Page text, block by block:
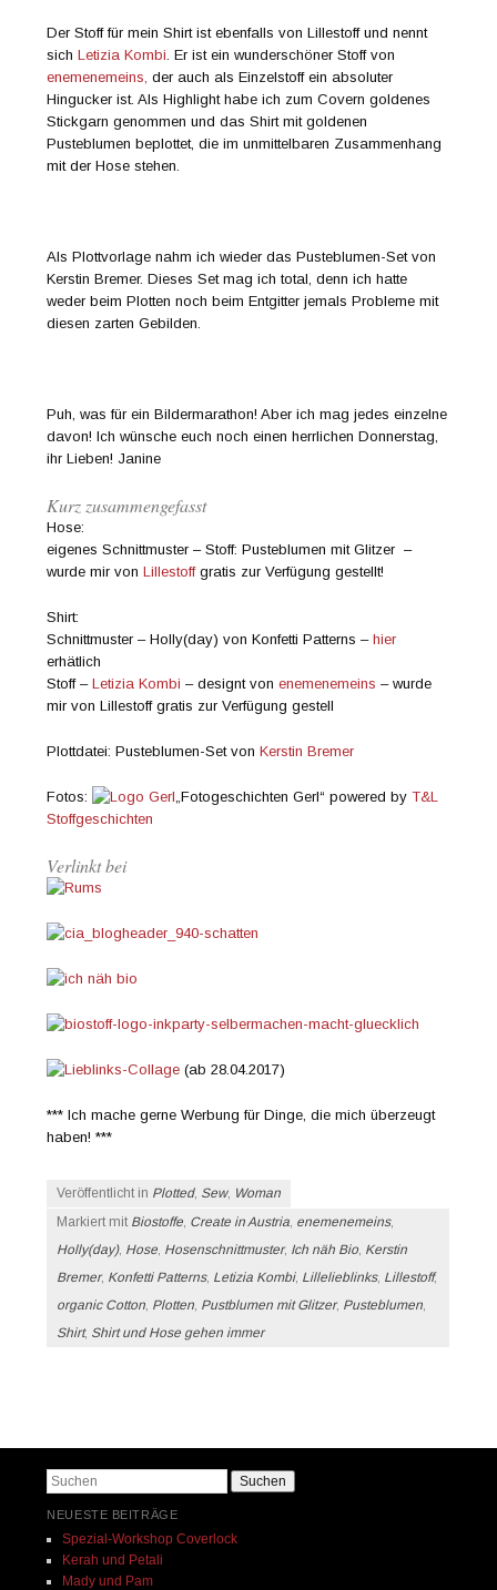
Der Stoff für mein Shirt ist ebenfalls von Lillestoff und nennt
sichLetizia Kombi . Er ist ein wunderschöner Stoff von
enemenemeins, der auch als Einzelstoff ein absoluter
Hingucker ist. Als Highlight habe ich zum Covern goldenes
Stickgarn genommen und das Shirt mit goldenen
Pusteblumen beplottet, die im unmittelbaren Zusammenhang
mit der Hose stehen.
Als Plottvorlage nahm ich wieder das Pusteblumen-Set von
Kerstin Bremer. Dieses Set mag ich total, denn ich hatte
weder beim Plotten noch beim Entgitter jemals Probleme mit
diesen zarten Gebilden.
Puh, was für ein Bildermarathon! Aber ich mag jedes einzelne
davon! Ich wünsche euch noch einen herrlichen Donnerstag,
ihr Lieben! Janine
Kurz zusammengefasst
Hose:
eigenes Schnittmuster – Stoff: Pusteblumen mit Glitzer –
wurde mir vonLillestoffgratis zur Verfügung gestellt!
Shirt:
Schnittmuster – Holly(day) von Konfetti Patterns –hier
erhätlich
Stoff –Letizia Kombi– designt vonenemenemeins – wurde
mir von Lillestoff gratis zur Verfügung gestell
Plottdatei: Pusteblumen-Set vonKerstin Bremer
Fotos: „Fotogeschichten Gerl“ powered byT&L
Stoffgeschichten
Verlinkt bei
(ab 28.04.2017)
*** Ich mache gerne Werbung für Dinge, die mich überzeugt
haben! ***
Veröffentlicht in Plotted, Sew, Woman
Markiert mit Biostoffe, Create in Austria, enemenemeins,
Holly(day), Hose, Hosenschnittmuster, Ich näh Bio, Kerstin
Bremer, Konfetti Patterns, Letizia Kombi, Lillelieblinks, Lillestoff,
organic Cotton, Plotten, Pustblumen mit Glitzer, Pusteblumen,
Shirt, Shirt und Hose gehen immer
Suchen
NEUESTE BEITRÄGE
Spezial-Workshop Coverlock
Kerah und Petali
Mady und Pam